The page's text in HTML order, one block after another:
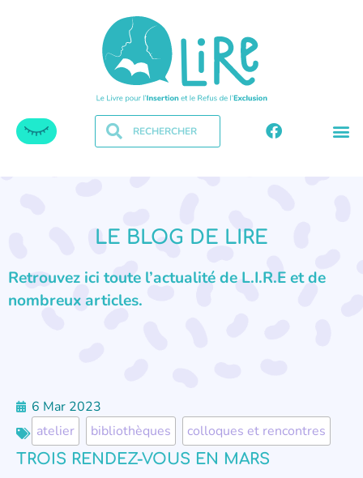
LE BLOG DE LIRE
Retrouvez ici toute l’actualité de L.I.R.E et de
nombreux articles.
6 Mar 2023
atelier
bibliothèques colloques et rencontres
TROIS RENDEZ-VOUS EN MARS